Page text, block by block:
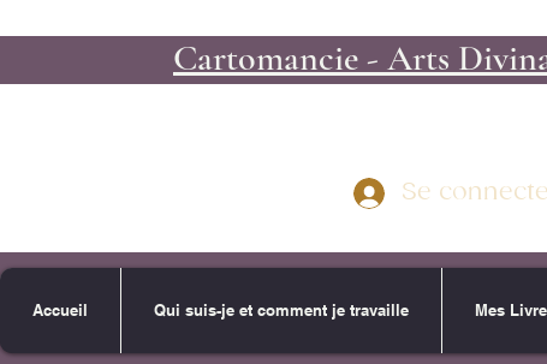
Cartomancie - Arts
Se
Accueil Qui suis-je et comment je travaille Mes